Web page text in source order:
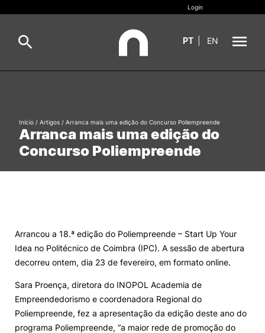
Estudar
Internacional
Ação Social
Alumni
Projetos PRR
Login
PT EN
Oferta Formativa Geral
Arranca mais uma edição do
Concurso Poliempreende
Início / Artigos / Arranca mais uma edição do Concurso Poliempreende
Arrancou a 18.ª edição do Poliempreende – Start Up Your
Idea no Politécnico de Coimbra (IPC). A sessão de abertura
decorreu ontem, dia 23 de fevereiro, em formato online.
Sara Proença, diretora do INOPOL Academia de
Empreendedorismo e coordenadora Regional do
Poliempreende, fez a apresentação da edição deste ano do
programa Poliempreende, “a maior rede de promoção do